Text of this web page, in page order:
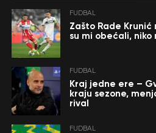
FUDBAL
Zašto Rade Krunić
su mi obećali, niko
FUDBAL
Kraj jedne ere –
kraju sezone,
rival
FUDBAL